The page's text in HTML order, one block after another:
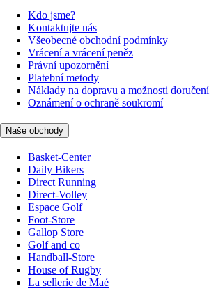
Kdo jsme?
Kontaktujte nás
Všeobecné obchodní podmínky
Vrácení a vrácení peněz
Právní upozornění
Platební metody
Náklady na dopravu a možnosti doručení
Oznámení o ochraně soukromí
Naše obchody
Basket-Center
Daily Bikers
Direct Running
Direct-Volley
Espace Golf
Foot-Store
Gallop Store
Golf and co
Handball-Store
House of Rugby
La sellerie de Maé